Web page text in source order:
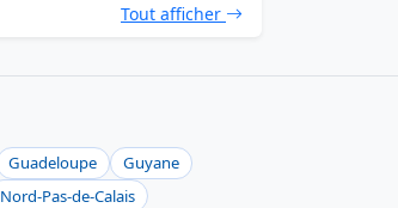
Tout afficher
Guadeloupe
Guyane
Nord-Pas-de-Calais